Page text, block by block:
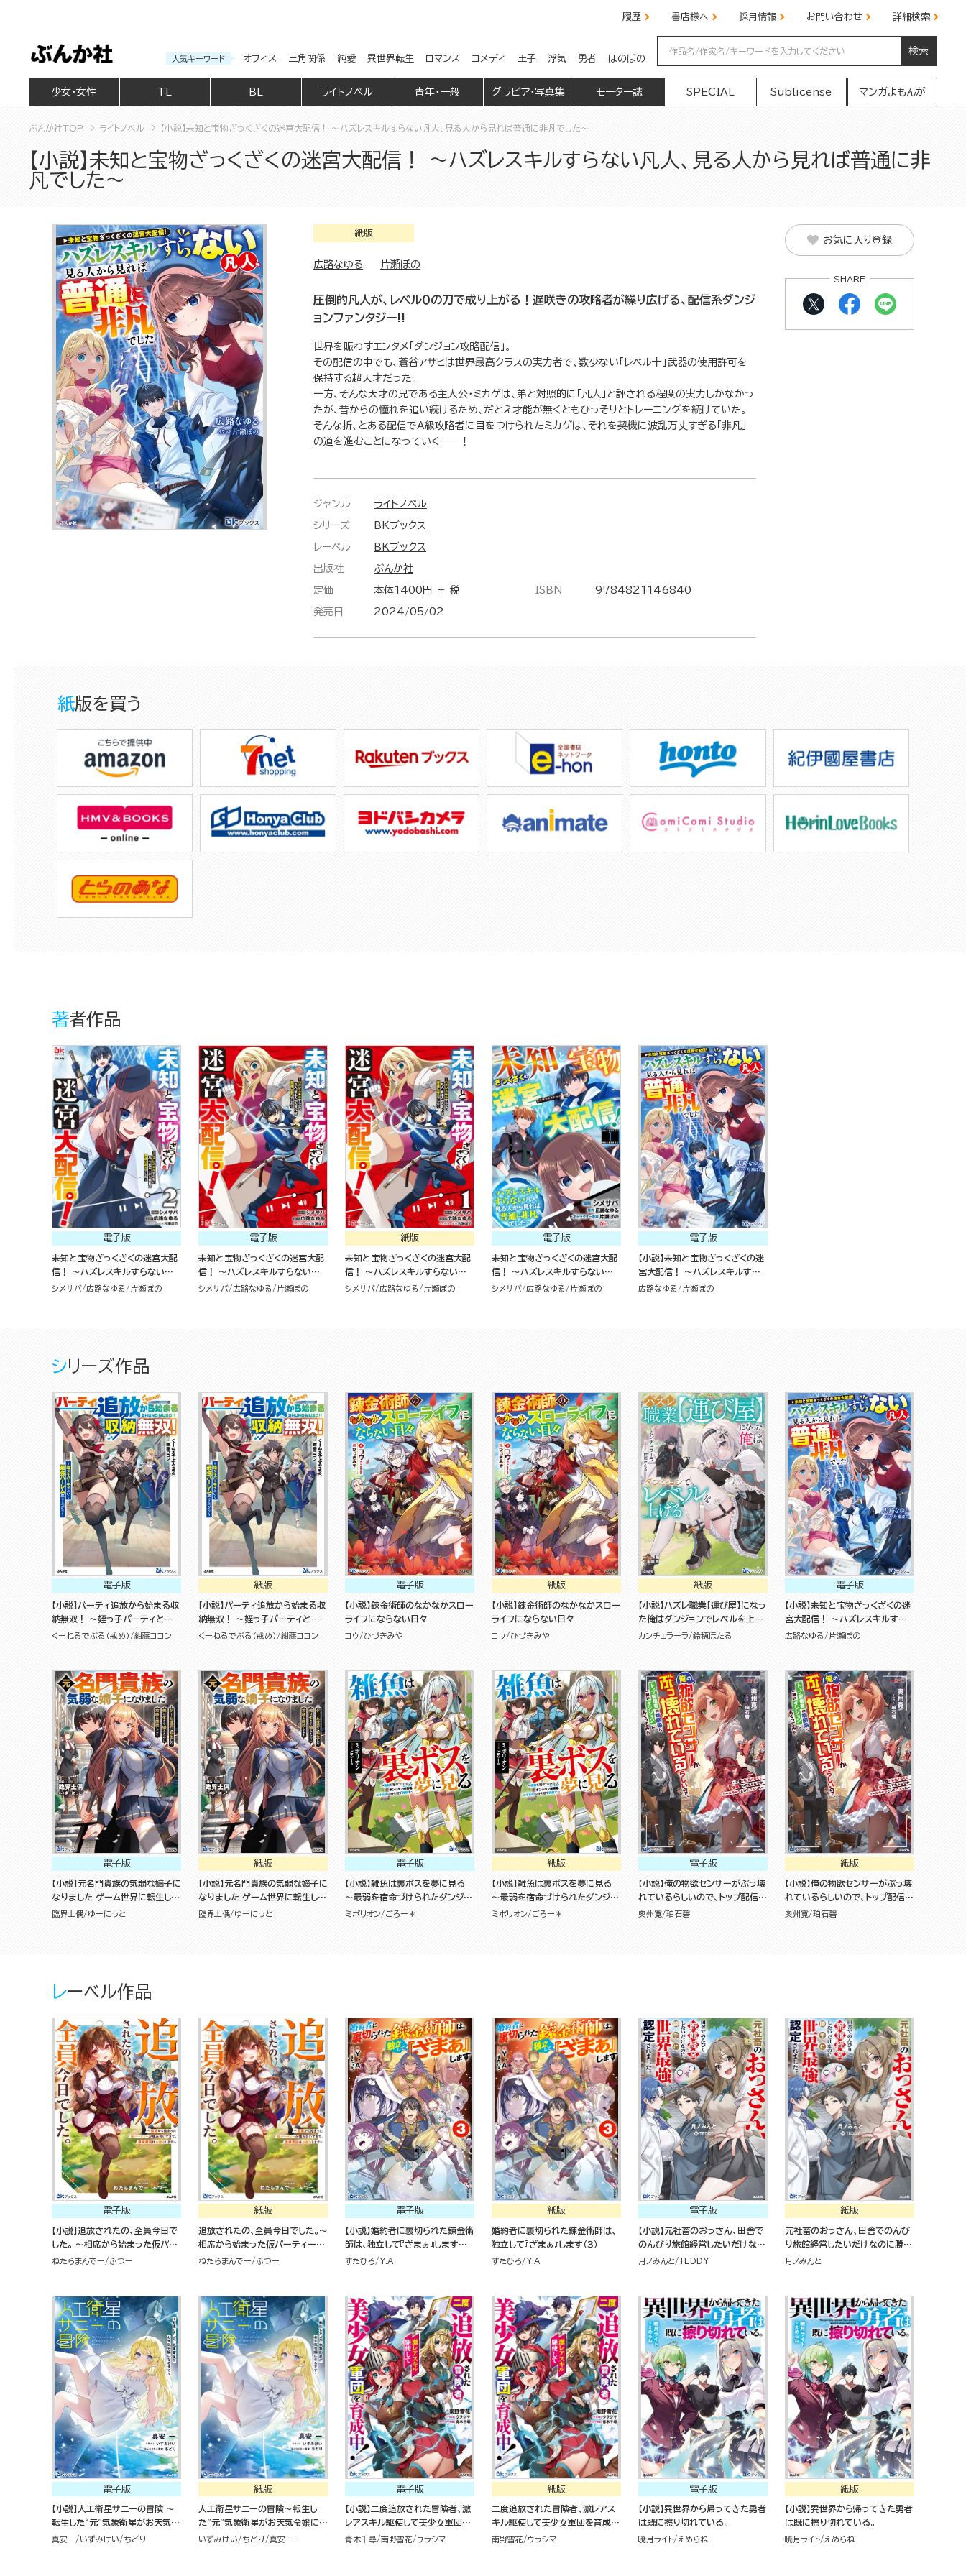
履歴 書店様へ 採用情報 お問い合わせ 詳細検索
人気キーワード オフィス 三角関係 純愛 異世界転生 ロマンス コメディ 王子 浮気 勇者 ほのぼの
検索
少女・女性 BL ライトノベル 青年・一般 グラビア・写真集 モーター誌 SPECIAL Sublicense マンガよもんが
ぶんか社TOP ライトノベル 【小説】未知と宝物ざっくざくの迷宮大配信！ ～ハズレスキルすらない凡人、見る人から見れば普通に非凡でした～
【小説】未知と宝物ざっくざくの迷宮大配信！ ～ハズレスキルすらない凡人、見る人から見れば普通に非
凡でした～
紙版
広路なゆる 片瀬ぼの
圧倒的凡人が、レベル０の刀で成り上がる！遅咲きの攻略者が繰り広げる、配信系ダンジ
ョンファンタジー!!
世界を賑わすエンタメ「ダンジョン攻略配信」。
その配信の中でも、蒼谷アサヒは世界最高クラスの実力者で、数少ない「レベル十」武器の使用許可を
保持する超天才だった。
一方、そんな天才の兄である主人公・ミカゲは、弟と対照的に「凡人」と評される程度の実力しかなかっ
たが、昔からの憧れを追い続けるため、だとえ才能が無くともひっそりとトレーニングを続けていた。
そんな折、とある配信でA級攻略者に目をつけられたミカゲは、それを契機に波乱万丈すぎる「非凡」
の道を進むことになっていく――！
ジャンル ライトノベル
シリーズ BKブックス
レーベル BKブックス
出版社 ぶんか社
定価 本体1400円 ＋ 税
発売日 2024/05/02
ISBN 9784821146840
お気に入り登録
SHARE
紙版を買う
著者作品
電子版
未知と宝物ざっくざくの迷宮大配
信！ ～ハズレスキルすらない凡
人、見る人から見れば普通に非凡
シメサバ 広路なゆる 片瀬ぼの
電子版
未知と宝物ざっくざくの迷宮大配
信！ ～ハズレスキルすらない凡
人、見る人から見れば普通に非凡
シメサバ 広路なゆる 片瀬ぼの
紙版
未知と宝物ざっくざくの迷宮大配
信！ ～ハズレスキルすらない凡
人、見る人から見れば普通に非凡
シメサバ 広路なゆる 片瀬ぼの
電子版
未知と宝物ざっくざくの迷宮大配
信！ ～ハズレスキルすらない凡
人、見る人から見れば普通に非凡
シメサバ 広路なゆる 片瀬ぼの
電子版
【小説】未知と宝物ざっくざくの迷
宮大配信！ ～ハズレスキルすら
ない凡人、見る人から見れば普通
広路なゆる 片瀬ぼの
シリーズ作品
電子版
【小説】パーティ追放から始まる収
納無双！ ～姪っ子パーティといく
最強ハーレム成り上がり～
くーねるでぶる（戒め） 紺藤ココン
紙版
【小説】パーティ追放から始まる収
納無双！ ～姪っ子パーティといく
最強ハーレム成り上がり～
くーねるでぶる（戒め） 紺藤ココン
電子版
【小説】錬金術師のなかなかスロー
ライフにならない日々
コウ ひづきみや
紙版
【小説】錬金術師のなかなかスロー
ライフにならない日々
コウ ひづきみや
紙版
【小説】ハズレ職業【運び屋】になっ
た俺はダンジョンでレベルを上げ
る
カンチェラーラ 鈴穂ほたる
電子版
【小説】未知と宝物ざっくざくの迷
宮大配信！ ～ハズレスキルすら
ない凡人、見る人から見れば普通
広路なゆる 片瀬ぼの
電子版
【小説】元名門貴族の気弱な嫡子に
なりました ゲーム世界に転生した
俺は生きて帰るために攻略を開始
臨界土偶 ゆーにっと
紙版
【小説】元名門貴族の気弱な嫡子に
なりました ゲーム世界に転生した
俺は生きて帰るために攻略を開始
臨界土偶 ゆーにっと
電子版
【小説】雑魚は裏ボスを夢に見る
～最弱を宿命づけられたダンジョ
ン探索者《シーカー》、二十五年の
ミポリオン ごろー＊
紙版
【小説】雑魚は裏ボスを夢に見る
～最弱を宿命づけられたダンジョ
ン探索者《シーカー》、二十五年の
ミポリオン ごろー＊
電子版
【小説】俺の物欲センサーがぶっ壊
れているらしいので、トップ配信者
の幼馴染と一緒にダンジョンにも
奥州寛 珀石碧
紙版
【小説】俺の物欲センサーがぶっ壊
れているらしいので、トップ配信者
の幼馴染と一緒にダンジョンにも
奥州寛 珀石碧
レーベル作品
電子版
【小説】追放されたの、全員今日で
した。 ～相席から始まった仮パー
ティーが噛み合いすぎて、復帰要
ねたらまんでー ふつー
紙版
追放されたの、全員今日でした。～
相席から始まった仮パーティーが
噛み合いすぎて、復帰要請はお断
ねたらまんでー ふつー
電子版
【小説】婚約者に裏切られた錬金術
師は、独立して『ざまぁ』します
（3）
すたひろ Y.A
紙版
婚約者に裏切られた錬金術師は、
独立して『ざまぁ』します（３）
すたひろ Y.A
電子版
【小説】元社畜のおっさん、田舎で
のんびり旅館経営したいだけなの
に勝手に世界最強認定されまし
月ノみんと TEDDY
紙版
元社畜のおっさん、田舎でのんび
り旅館経営したいだけなのに勝手
に世界最強認定されました。
月ノみんと
電子版
【小説】人工衛星サニーの冒険 ～
転生した“元”気象衛星がお天気令
嬢になるまで～
真安一 いずみけい ちどり
紙版
人工衛星サニーの冒険～転生し
た"元"気象衛星がお天気令嬢にな
るまで～
いずみけい ちどり 真安 一
電子版
【小説】二度追放された冒険者、激
レアスキル駆使して美少女軍団を
育成中！
青木千尋 南野雪花 ウラシマ
紙版
二度追放された冒険者、激レアス
キル駆使して美少女軍団を育成
中！
南野雪花 ウラシマ
電子版
【小説】異世界から帰ってきた勇者
は既に擦り切れている。
暁月ライト えめらね
紙版
【小説】異世界から帰ってきた勇者
は既に擦り切れている。
暁月ライト えめらね